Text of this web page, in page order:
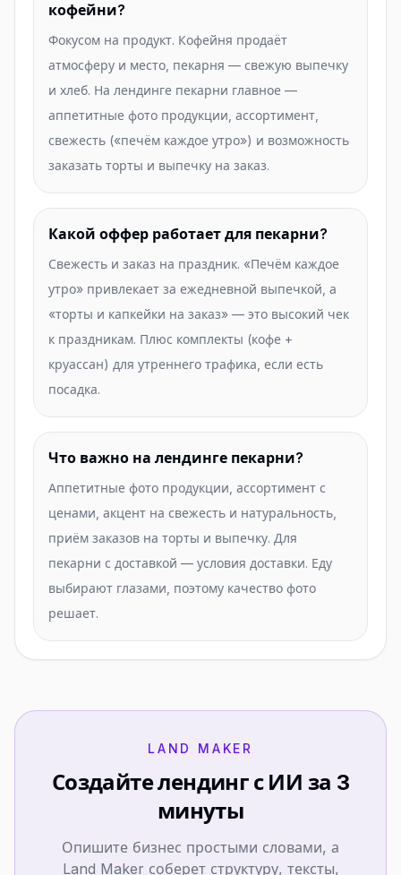
кофейни?
Фокусом на продукт. Кофейня продаёт
атмосферу и место, пекарня — свежую выпечку
и хлеб. На лендинге пекарни главное —
аппетитные фото продукции, ассортимент,
свежесть («печём каждое утро») и возможность
заказать торты и выпечку на заказ.
Какой оффер работает для пекарни?
Свежесть и заказ на праздник. «Печём каждое
утро» привлекает за ежедневной выпечкой, а
«торты и капкейки на заказ» — это высокий чек
к праздникам. Плюс комплекты (кофе +
круассан) для утреннего трафика, если есть
посадка.
Что важно на лендинге пекарни?
Аппетитные фото продукции, ассортимент с
ценами, акцент на свежесть и натуральность,
приём заказов на торты и выпечку. Для
пекарни с доставкой — условия доставки. Еду
выбирают глазами, поэтому качество фото
решает.
LAND MAKER
Создайте лендинг с ИИ за 3
минуты
Опишите бизнес простыми словами, а
Land Maker соберет структуру, тексты,